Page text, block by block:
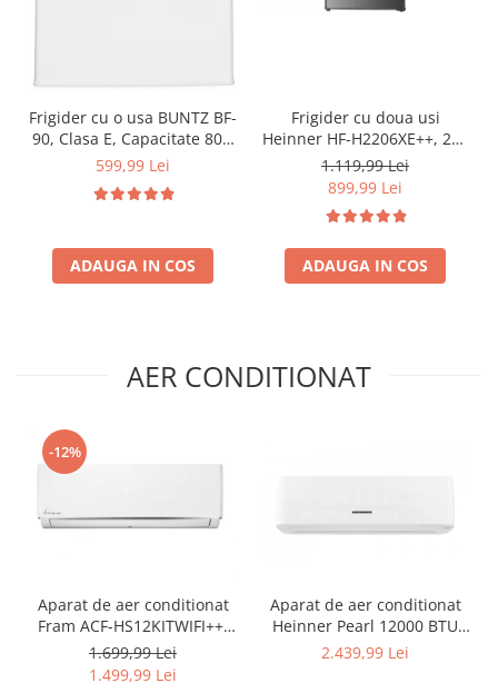
Frigider cu o usa BUNTZ BF-
90, Clasa E, Capacitate 80L,
Iluminare interioara,
cm, Alb
599,99 Lei
ADAUGA IN COS
Frigider cu doua usi
Heinner HF-H2206XE++, 206
l, Clasa E, lumina LED, 3
rafturi de sticla, H 143 cm,
Inox
1.119,99 Lei
899,99 Lei
ADAUGA IN COS
AER CONDITIONAT
-12%
Aparat de aer conditionat
Fram ACF-HS12KITWIFI++,
12000 BTU, Wifi, Kit
instalare inclus, Functie
1.699,99 Lei
1.499,99 Lei
Aparat de aer conditionat
Heinner Pearl 12000 BTU
Wi-Fi, Clasa A+++/A+++, AI
2.439,99 Lei